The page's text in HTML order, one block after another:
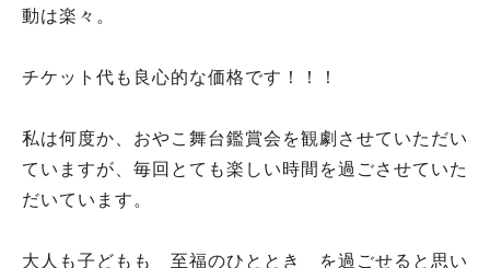
動は楽々。
チケット代も良心的な価格です！！！
私は何度か、おやこ舞台鑑賞会を観劇させていただい
ていますが、毎回とても楽しい時間を過ごさせていた
だいています。
大人も子どもも 至福のひととき を過ごせると思い